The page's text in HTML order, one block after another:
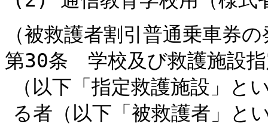
（被救護者割引普通乗車券
第30条 学校及び救護施設
（以下「指定救護施設」
る者（以下「被救護者」と